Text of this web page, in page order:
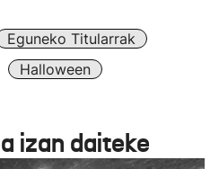
Eguneko Titularrak
Halloween
izan daiteke